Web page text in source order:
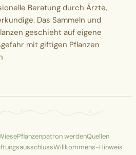
Beratung durch Ärzte,
Das Sammeln und
geschieht auf eigene
mit giftigen Pflanzen
Pflanzenpatron werdenQuellen
Willkommens-Hinweis